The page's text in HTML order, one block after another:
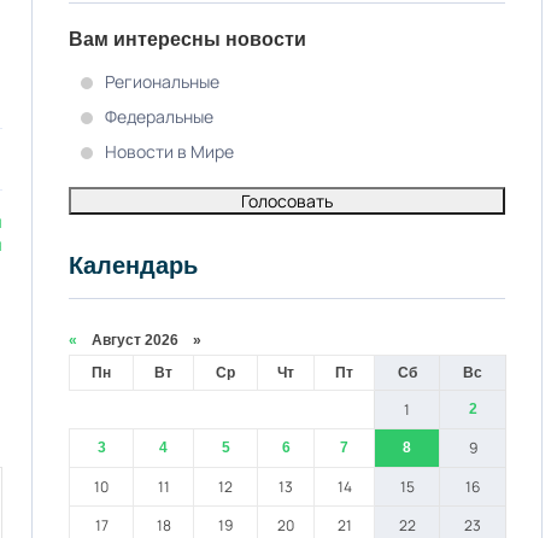
Вам интересны новости
Региональные
Федеральные
Новости в Мире
Голосовать
Календарь
« Август 2026 »
Пн
Вт Ср Чт Пт Сб Вс
1 2
3 4 5 6 7 8
9
10
11 12 13 14 15
16
17
18 19 20 21 22
23